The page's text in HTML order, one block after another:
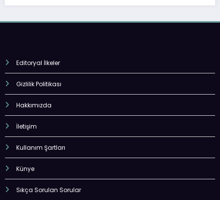
Editoryal İlkeler
Gizlilik Politikası
Hakkımızda
İletişim
Kullanım Şartları
Künye
Sıkça Sorulan Sorular